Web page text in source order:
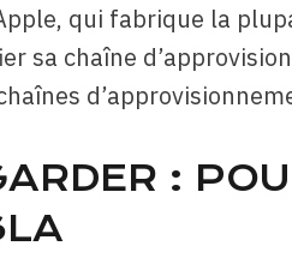
qui fabrique la
sa chaîne
: